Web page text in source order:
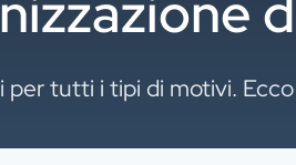
tutti i tipi di motivi.